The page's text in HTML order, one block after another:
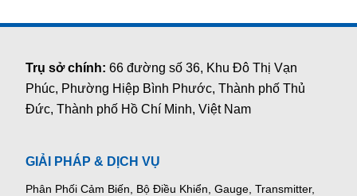
Trụ sở chính:66 đường số 36, Khu Đô Thị Vạn
Phúc, Phường Hiệp Bình Phước, Thành phố Thủ
Đức, Thành phố Hồ Chí Minh, Việt Nam
GIẢI PHÁP & DỊCH VỤ
Phân Phối Cảm Biến, Bộ Điều Khiển, Gauge, Transmitter,